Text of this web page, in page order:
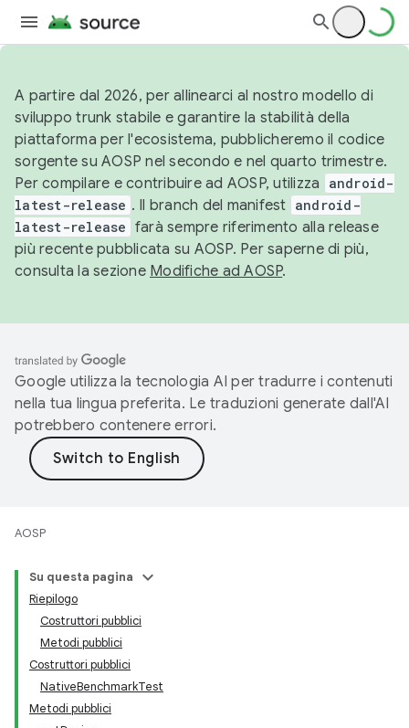
A partire dal 2026, per allinearci al nostro modello di
sviluppo trunk stabile e garantire la stabilità della
piattaforma per l'ecosistema, pubblicheremo il codice
sorgente su AOSP nel secondo e nel quarto trimestre.
Per compilare e contribuire ad AOSP, utilizza
android-
latest-release . Il branch del manifest android-
latest-release farà sempre riferimento alla release
più recente pubblicata su AOSP. Per saperne di più,
consulta la sezione Modifiche ad AOSP.
Google utilizza la tecnologia AI per tradurre i contenuti
nella tua lingua preferita. Le traduzioni generate dall'AI
potrebbero contenere errori.
AOSP
Su questa pagina
Riepilogo
Costruttori pubblici
Metodi pubblici
Costruttori pubblici
NativeBenchmarkTest
Metodi pubblici